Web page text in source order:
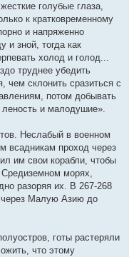
голубые глаза,
к кратковременному
и напряженно
и зной, тогда как
холод и голод...
труднее убедить
чем склонить сразиться с
потом добывать
и малодушие».
Неслабый в военном
всадникам проход через
им свои корабли, чтобы
Средиземном морях,
разоряя их. В 267-268
через Малую Азию до
готы растеряли
что этому